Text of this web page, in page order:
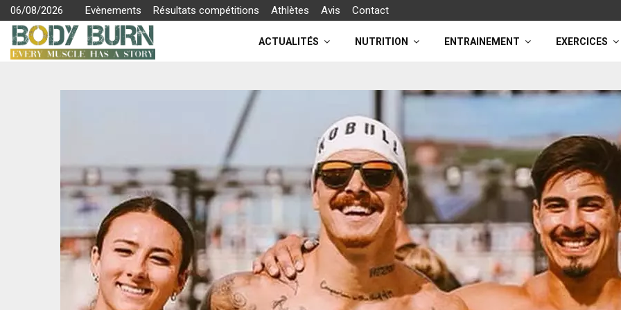
06/08/2026 Evènements Résultats compétitions Athlètes Avis Contact
ACTUALITÉS NUTRITION ENTRAINEMENT EXERCICES